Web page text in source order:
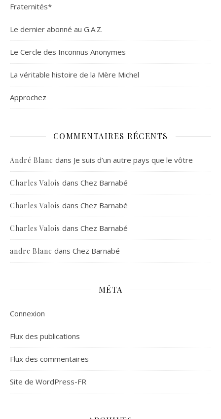
Fraternités*
Le dernier abonné au G.A.Z.
Le Cercle des Inconnus Anonymes
La véritable histoire de la Mère Michel
Approchez
COMMENTAIRES RÉCENTS
André Blanc dans Je suis d’un autre pays que le vôtre
Charles Valois dans Chez Barnabé
Charles Valois dans Chez Barnabé
Charles Valois dans Chez Barnabé
andre Blanc dans Chez Barnabé
MÉTA
Connexion
Flux des publications
Flux des commentaires
Site de WordPress-FR